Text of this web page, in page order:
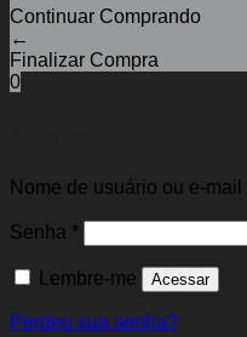
Continuar Comprando
←
Finalizar Compra
0
Nome de usuário ou e-mail
Senha *Obrigatório
Lembre-me Acessar
Perdeu sua senha?